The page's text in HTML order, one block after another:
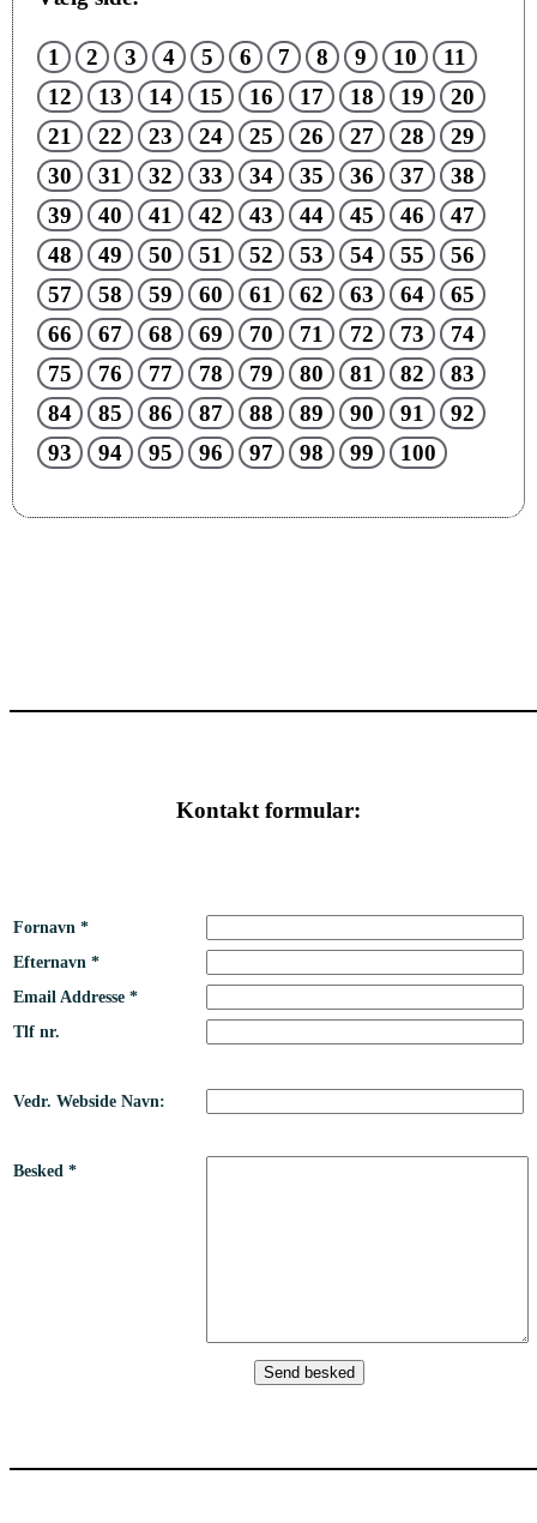
1 2 3 4 5 6 7 8 9 10
11
12
13 14 15 16 17 18 19
20
21
22 23 24 25 26 27 28
29
30
31 32 33 34 35 36 37
38
39
40 41 42 43 44 45 46
47
48
49 50 51 52 53 54 55
56
57
58 59 60 61 62 63 64
65
66
67 68 69 70 71 72 73
74
75
76 77 78 79 80 81 82
83
84
85 86 87 88 89 90 91
92
93
94 95 96 97 98 99 100
Kontakt formular:
Fornavn *
Efternavn *
Email Addresse *
Tlf nr.
Vedr. Webside Navn:
Besked *